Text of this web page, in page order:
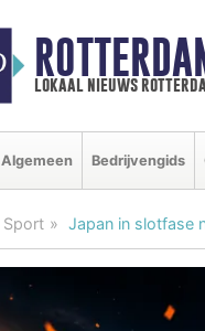
lokaal nieuws
Algemeen Bedrijvengids
Sport Japan in slotfase